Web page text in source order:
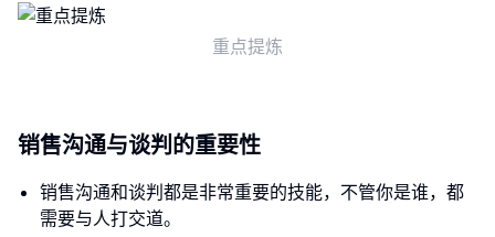
重点提炼
销售沟通与谈判的重要性
销售沟通和谈判都是非常重要的技能，不管你是谁，都
需要与人打交道。